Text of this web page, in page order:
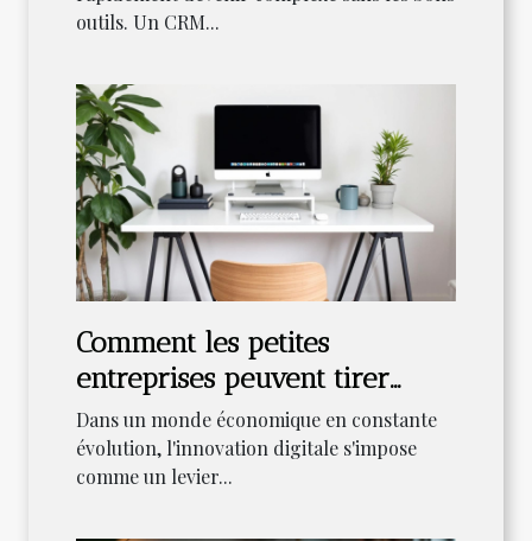
outils. Un CRM...
Comment les petites
entreprises peuvent tirer
profit de l'innovation digitale
?
Dans un monde économique en constante
évolution, l'innovation digitale s'impose
comme un levier...